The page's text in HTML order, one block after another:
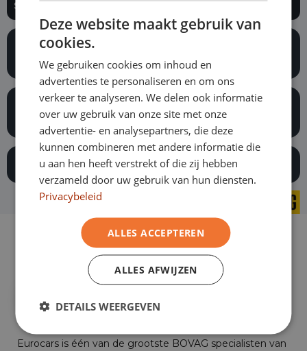
Shortlease
Wat is het aanbod aan
bedrijfswagens?
Wat is het aanbod aan
personenauto's?
Hoe snel is een auto beschikbaar?
Al 25 jaar alle expertise in huis
+29
Eurocars is één van de grootste BOVAG specialisten van
ENGLISH
Deze website maakt gebruik van
cookies.
We gebruiken cookies om inhoud en
advertenties te personaliseren en om ons
verkeer te analyseren. We delen ook informatie
over uw gebruik van onze site met onze
advertentie- en analysepartners, die deze
kunnen combineren met andere informatie die
u aan hen heeft verstrekt of die zij hebben
verzameld door uw gebruik van hun diensten.
Privacybeleid
ALLES ACCEPTEREN
ALLES AFWIJZEN
DETAILS WEERGEVEN